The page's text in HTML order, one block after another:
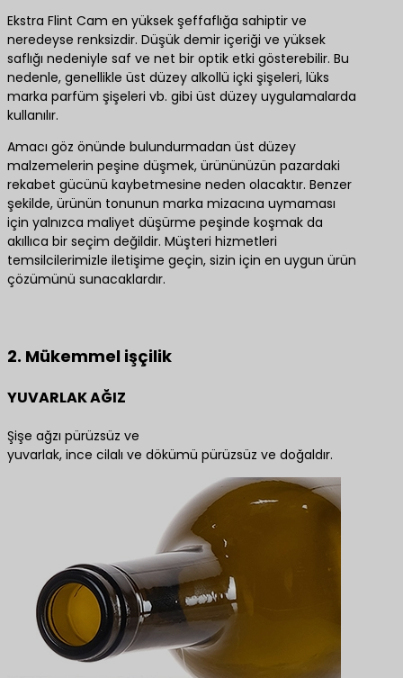
Ekstra Flint Cam en yüksek şeffaflığa sahiptir ve
neredeyse renksizdir. Düşük demir içeriği ve yüksek
saflığı nedeniyle saf ve net bir optik etki gösterebilir. Bu
nedenle, genellikle üst düzey alkollü içki şişeleri, lüks
marka parfüm şişeleri vb. gibi üst düzey uygulamalarda
kullanılır.
Amacı göz önünde bulundurmadan üst düzey
malzemelerin peşine düşmek, ürününüzün pazardaki
rekabet gücünü kaybetmesine neden olacaktır. Benzer
şekilde, ürünün tonunun marka mizacına uymaması
için yalnızca maliyet düşürme peşinde koşmak da
akıllıca bir seçim değildir. Müşteri hizmetleri
temsilcilerimizle iletişime geçin, sizin için en uygun ürün
çözümünü sunacaklardır.
2. Mükemmel işçilik
YUVARLAK AĞIZ
Şişe ağzı pürüzsüz ve
yuvarlak, ince cilalı ve dökümü pürüzsüz ve doğaldır.